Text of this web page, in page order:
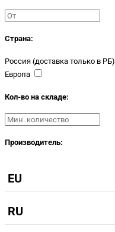
Страна:
Россия (доставка только в РБ)
Европа
Кол-во на складе:
Производитель:
EU
RU